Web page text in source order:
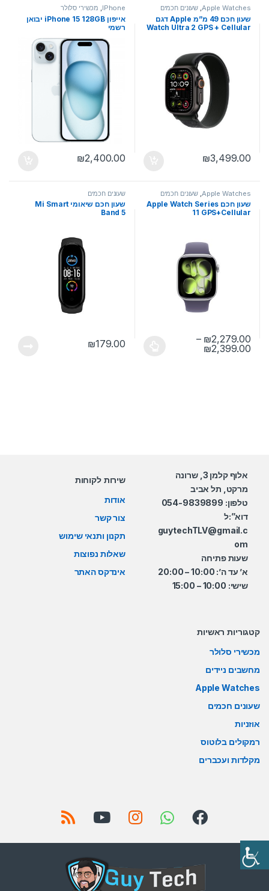
Apple Watches
, שעונים חכמים
שעון חכם 49 מ”מ Apple דגם
Watch Ultra 2 GPS + Cellular
יבואן רשמי
₪3,499.00
IPhone
, מכשירי סלולר
אייפון iPhone 15 128GB יבואן
רשמי
₪2,400.00
Apple Watches שעונים חכמים
שעון חכם Apple Watch Series
11 GPS+Cellular
₪2,279.00
–
₪2,399.00 טווח מחירים: ⁦₪2,279.00⁩ עד ⁦₪2,399.00⁩
למוצר זה יש מספר סוגים. ניתן לבחור את האפשרויות בעמוד המוצר
שעונים חכמים
שעון חכם שיאומי Mi Smart
Band 5
₪179.00
אלוף קלמן 3, שרונה
מרקט, תל אביב
טלפון: 054-9839899
דוא”:ל
guytechTLV@gmail.c
om
שעות פתיחה
א’ עד ה’: 10:00 – 20:00
שישי: 10:00 – 15:00
שירות לקוחות
אודות
צור קשר
תקנון ותנאי שימוש
שאלות נפוצות
אינדקס האתר
קטגוריות ראשיות
מכשירי סלולר
מחשבים ניידים
Apple Watches
שעונים חכמים
אוזניות
רמקולים בלוטוס
מקלדות ועכברים